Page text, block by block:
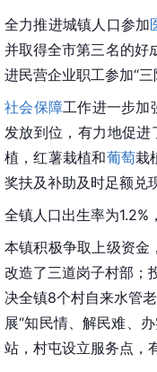
全力推进城镇人口参加
并取得全市第三名的好
进民营企业职工参加“
社会保障工作进一步加
发放到位，有力地促
植，红薯栽植和葡萄栽
奖扶及补助及时足额兑
全镇人口出生率为
本镇积极争取上级资金
改造了三道岗子村部；
决全镇8个村自来水管
展“知民情、解民难、
站，村屯设立服务点，